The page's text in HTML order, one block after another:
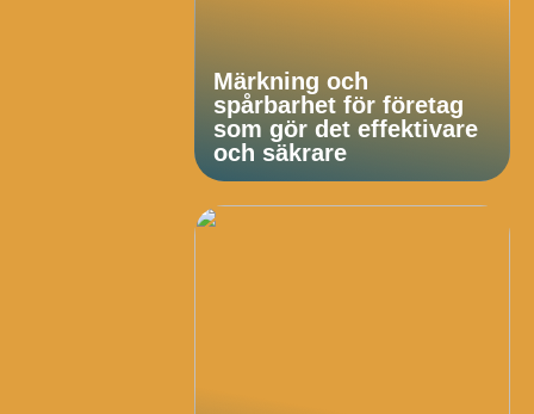
Märkning och
spårbarhet för företag
som gör det effektivare
och säkrare